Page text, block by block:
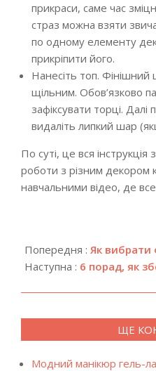
прикраси, саме час
страз можна взяти
по одному елементу
прикріпити його.
Нанесіть топ.
щільним. Обов’язково
зафіксувати торці. Далі
видаліть липкий шар
По суті, це вся
роботи з різним декором
навчальними відео, де
12-
17
Попередня : Як вибрати
Наступна : 6 порад, як
ЩЕ
Модний манікюр гель-